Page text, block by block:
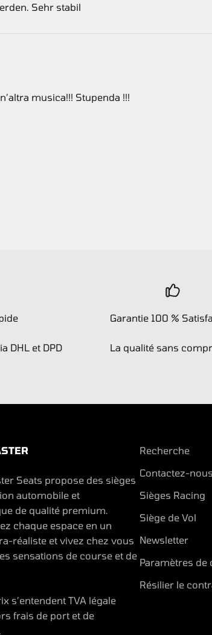
Sehr stabil
musica!!! Stupenda !!!
DHL et DPD
Garantie 100 %
La qualité sans
Seats propose des sièges
automobile et
de qualité premium.
chaque espace en un
réaliste et vivez chez vous
sensations de course et de
s’entendent TVA légale
frais de port et de
Recherche
Contactez-
Sièges Racing
Siège de Vol
Newsletter
Paramètres de
Résilier le